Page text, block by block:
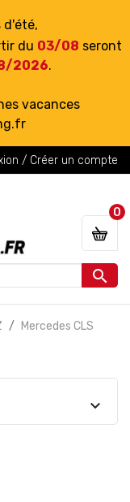
d'été,
du 03/08 seront
2026.
vacances
/ Créer un compte

0
Mercedes CLS